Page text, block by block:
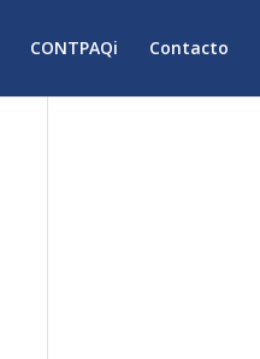
CONTPAQi Contacto